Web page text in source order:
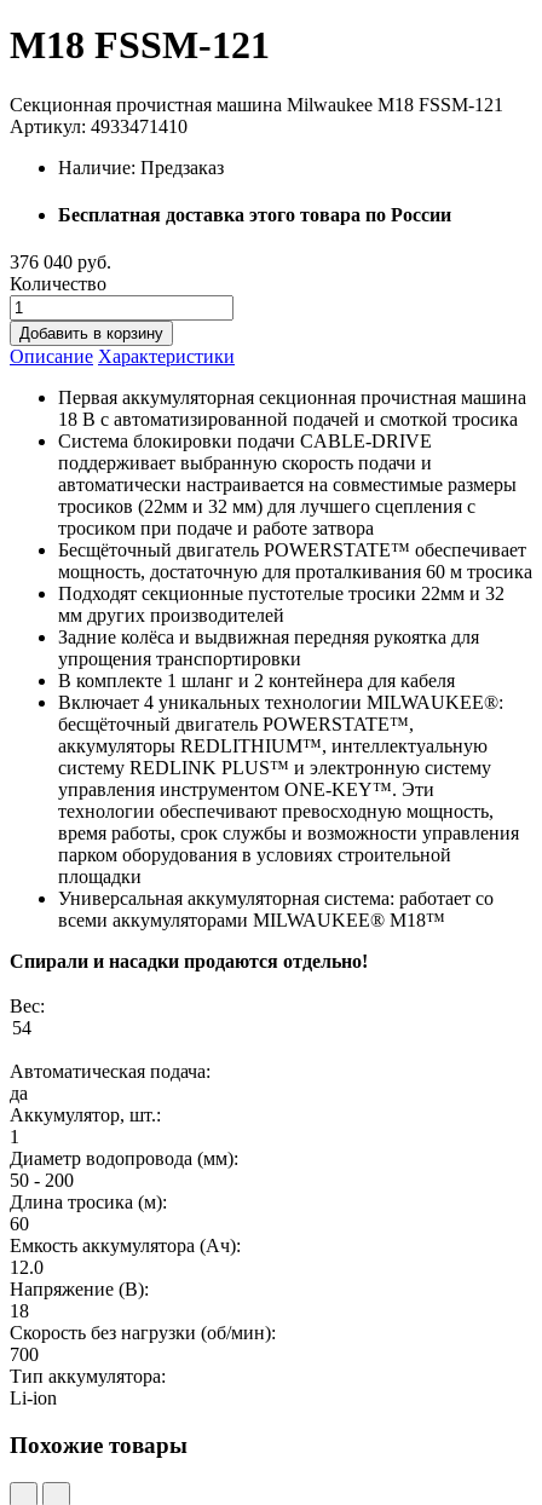
M18 FSSM-121
Секционная прочистная машина Milwaukee M18 FSSM-121
Артикул: 4933471410
Наличие: Предзаказ
Бесплатная доставка этого товара по России
376 040 руб.
Количество
Добавить в корзину
Описание Характеристики
Первая аккумуляторная секционная прочистная машина
18 В с автоматизированной подачей и смоткой тросика
Система блокировки подачи CABLE-DRIVE
поддерживает выбранную скорость подачи и
автоматически настраивается на совместимые размеры
тросиков (22мм и 32 мм) для лучшего сцепления с
тросиком при подаче и работе затвора
Бесщёточный двигатель POWERSTATE™ обеспечивает
мощность, достаточную для проталкивания 60 м тросика
Подходят секционные пустотелые тросики 22мм и 32
мм других производителей
Задние колёса и выдвижная передняя рукоятка для
упрощения транспортировки
В комплекте 1 шланг и 2 контейнера для кабеля
Включает 4 уникальных технологии MILWAUKEE®:
бесщёточный двигатель POWERSTATE™,
аккумуляторы REDLITHIUM™, интеллектуальную
систему REDLINK PLUS™ и электронную систему
управления инструментом ONE-KEY™. Эти
технологии обеспечивают превосходную мощность,
время работы, срок службы и возможности управления
парком оборудования в условиях строительной
площадки
Универсальная аккумуляторная система: работает со
всеми аккумуляторами MILWAUKEE® M18™
Спирали и насадки продаются отдельно!
Вес:
Автоматическая подача:
да
Аккумулятор, шт.:
1
Диаметр водопровода (мм):
50 - 200
Длина тросика (м):
60
Емкость аккумулятора (Ач):
12.0
Напряжение (В):
18
Скорость без нагрузки (об/мин):
700
Тип аккумулятора:
Li-ion
Похожие товары